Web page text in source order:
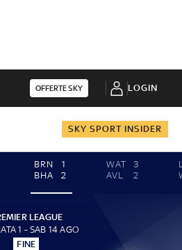
OFFERTE SKY LOGIN
SKY SPORT INSIDER
BRN
1
BHA
2
WAT
3
AVL
2
LEAGUE
1 - SAB 14 AGO
FINE